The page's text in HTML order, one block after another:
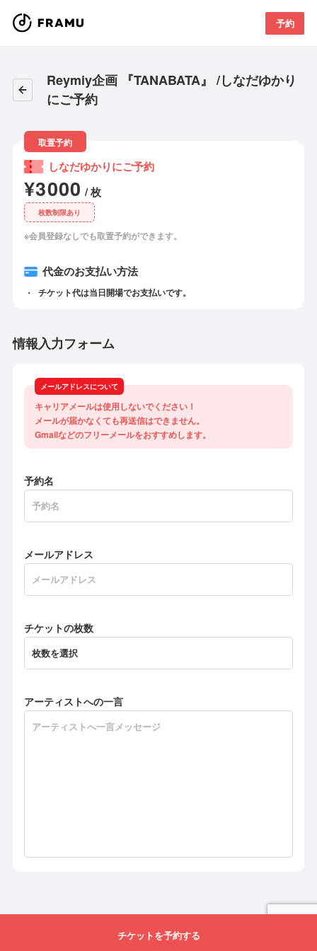
予約
チケットを予約する
Reymiy企画 『TANABATA』 /しなだゆかり
にご予約
取置予約
しなだゆかりにご予約
¥3000 / 枚
枚数制限あり
※会員登録なしでも取置予約ができます。
代金のお支払い方法
チケット代は当日開場でお支払いです。
情報入力フォーム
メールアドレスについて
キャリアメールは使用しないでください！
メールが届かなくても再送信はできません。
Gmailなどのフリーメールをおすすめします。
予約名
メールアドレス
チケットの枚数
アーティストへの一言